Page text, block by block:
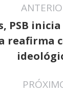
PSB
reafirma